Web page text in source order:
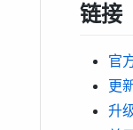
链接
官
更
升